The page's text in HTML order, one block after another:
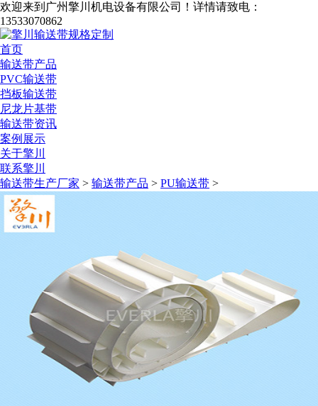
欢迎来到广州擎川机电设备有限公司！ 详情请致电：
13533070862
首页
输送带产品
PVC输送带
挡板输送带
尼龙片基带
输送带资讯
案例展示
关于擎川
联系擎川
输送带生产厂家 > 输送带产品 > PU输送带 >